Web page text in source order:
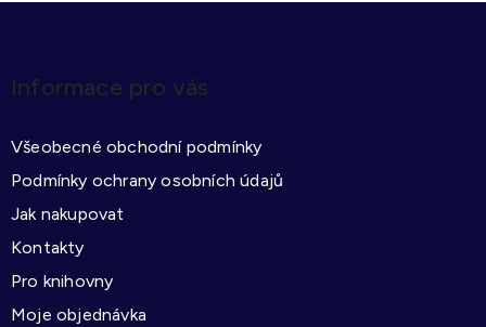
aInformace pro vás
Všeobecné obchodní podmínky
Podmínky ochrany osobních údajů
Jak nakupovat
Kontakty
Pro knihovny
Moje objednávka